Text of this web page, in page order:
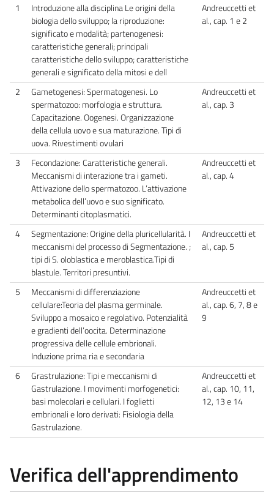
1
Introduzione alla disciplina Le origini della
biologia dello sviluppo; la riproduzione:
significato e modalità; partenogenesi:
caratteristiche generali; principali
caratteristiche dello sviluppo; caratteristiche
generali e significato della mitosi e dell
Andreuccetti et
al., cap. 1 e 2
2
Gametogenesi: Spermatogenesi. Lo
spermatozoo: morfologia e struttura.
Capacitazione. Oogenesi. Organizzazione
della cellula uovo e sua maturazione. Tipi di
uova. Rivestimenti ovulari
Andreuccetti et
al., cap. 3
3
Fecondazione: Caratteristiche generali.
Meccanismi di interazione tra i gameti.
Attivazione dello spermatozoo. L’attivazione
metabolica dell’uovo e suo significato.
Determinanti citoplasmatici.
Andreuccetti et
al., cap. 4
4
Segmentazione: Origine della pluricellularità. I
meccanismi del processo di Segmentazione. ;
tipi di S. oloblastica e meroblastica.Tipi di
blastule. Territori presuntivi.
Andreuccetti et
al., cap. 5
5
Meccanismi di differenziazione
cellulare:Teoria del plasma germinale.
Sviluppo a mosaico e regolativo. Potenzialità
e gradienti dell’oocita. Determinazione
progressiva delle cellule embrionali.
Induzione prima ria e secondaria
Andreuccetti et
al., cap. 6, 7, 8 e
9
6
Grastrulazione: Tipi e meccanismi di
Gastrulazione. I movimenti morfogenetici:
basi molecolari e cellulari. I foglietti
embrionali e loro derivati: Fisiologia della
Gastrulazione.
Andreuccetti et
al., cap. 10, 11,
12, 13 e 14
Verifica dell'apprendimento